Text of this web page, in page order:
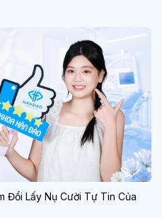
Đổi Lấy Nụ Cười Tự Tin Của